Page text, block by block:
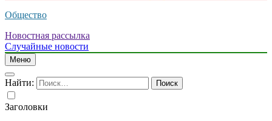
Общество
Новостная рассылка
Случайные новости
Меню
Найти:
Заголовки